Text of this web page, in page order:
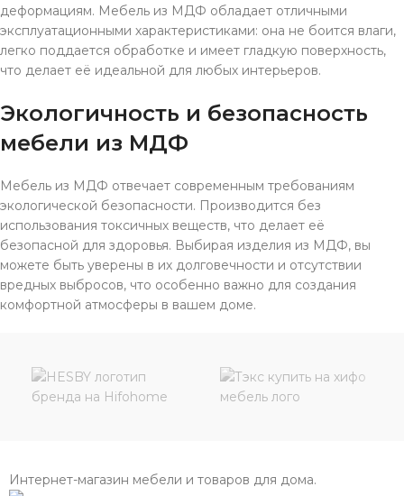
деформациям. Мебель из МДФ обладает отличными
эксплуатационными характеристиками: она не боится влаги,
легко поддается обработке и имеет гладкую поверхность,
что делает её идеальной для любых интерьеров.
Экологичность и безопасность
мебели из МДФ
Мебель из МДФ отвечает современным требованиям
экологической безопасности. Производится без
использования токсичных веществ, что делает её
безопасной для здоровья. Выбирая изделия из МДФ, вы
можете быть уверены в их долговечности и отсутствии
вредных выбросов, что особенно важно для создания
комфортной атмосферы в вашем доме.
Интернет-магазин мебели и товаров для дома.